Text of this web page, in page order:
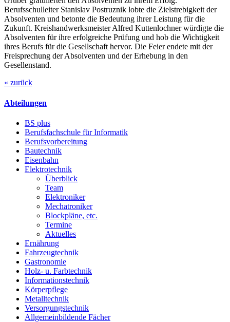
Berufsschulleiter Stanislav Postruznik lobte die Zielstrebigkeit der
Absolventen und betonte die Bedeutung ihrer Leistung für die
Zukunft. Kreishandwerksmeister Alfred Kuttenlochner würdigte die
Absolventen für ihre erfolgreiche Prüfung und hob die Wichtigkeit
ihres Berufs für die Gesellschaft hervor. Die Feier endete mit der
Freisprechung der Absolventen und der Erhebung in den
Gesellenstand.
« zurück
Abteilungen
BS plus
Berufsfachschule für Informatik
Berufsvorbereitung
Bautechnik
Eisenbahn
Elektrotechnik
Überblick
Team
Elektroniker
Mechatroniker
Blockpläne, etc.
Termine
Aktuelles
Ernährung
Fahrzeugtechnik
Gastronomie
Holz- u. Farbtechnik
Informationstechnik
Körperpflege
Metalltechnik
Versorgungstechnik
Allgemeinbildende Fächer